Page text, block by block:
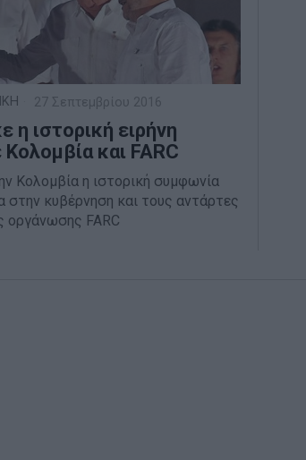
27 Σεπτεμβρίου 2016
η ιστορική ειρήνη
και FARC
Κολομβία η ιστορική συμφωνία
στην κυβέρνηση και τους αντάρτες
οργάνωσης FARC